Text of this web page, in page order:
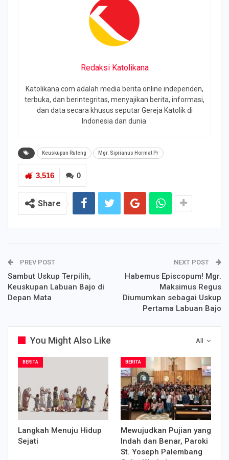
Redaksi Katolikana
Katolikana.com adalah media berita online independen,
terbuka, dan berintegritas, menyajikan berita, informasi,
dan data secara khusus seputar Gereja Katolik di
Indonesia dan dunia.
Keuskupan Ruteng Mgr. Siprianus Hormat Pr
0
3,516
Share
PREV POST
Sambut Uskup Terpilih,
Keuskupan Labuan Bajo di
Depan Mata
NEXT POST
Habemus Episcopum! Mgr.
Maksimus Regus
Diumumkan sebagai Uskup
Pertama Labuan Bajo
All
You Might Also Like
BERITA
Langkah Menuju Hidup
Sejati
BERITA
Mewujudkan Pujian yang
Indah dan Benar, Paroki
St. Yoseph Palembang